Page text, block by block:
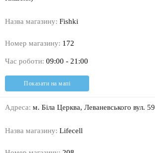
Назва магазину: Fishki
Номер магазину: 172
Час роботи: 09:00 - 21:00
Показати на мапі
Адреса: м. Біла Церква, Леваневського вул. 59
Назва магазину: Lifecell